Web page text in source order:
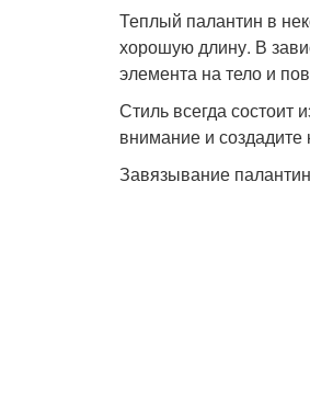
Теплый палантин в
хорошую длину. В
элемента на тело и
Стиль всегда состоит
внимание и создадите
Завязывание